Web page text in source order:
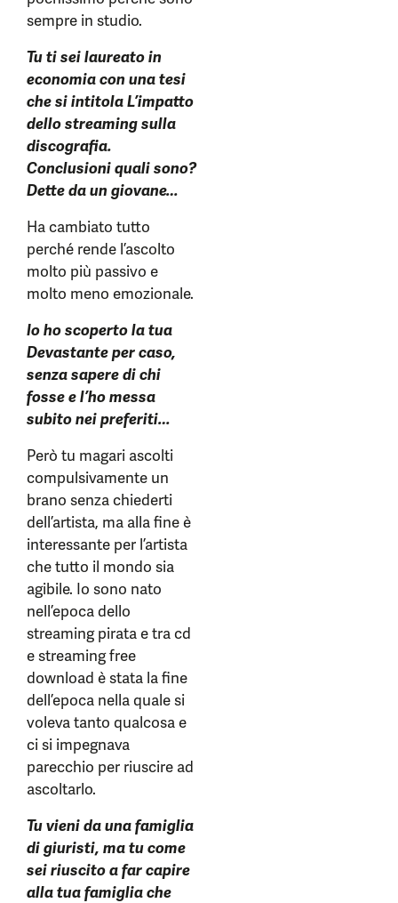
sempre in studio.
Tu ti sei laureato in
economia con una tesi
che si intitola L’impatto
dello streaming sulla
discografia.
Conclusioni quali sono?
Dette da un giovane…
Ha cambiato tutto
perché rende l’ascolto
molto più passivo e
molto meno emozionale.
Io ho scoperto la tua
Devastante per caso,
senza sapere di chi
fosse e l’ho messa
subito nei preferiti…
Però tu magari ascolti
compulsivamente un
brano senza chiederti
dell’artista, ma alla fine è
interessante per l’artista
che tutto il mondo sia
agibile. Io sono nato
nell’epoca dello
streaming pirata e tra cd
e streaming free
download è stata la fine
dell’epoca nella quale si
voleva tanto qualcosa e
ci si impegnava
parecchio per riuscire ad
ascoltarlo.
Tu vieni da una famiglia
di giuristi, ma tu come
sei riuscito a far capire
alla tua famiglia che